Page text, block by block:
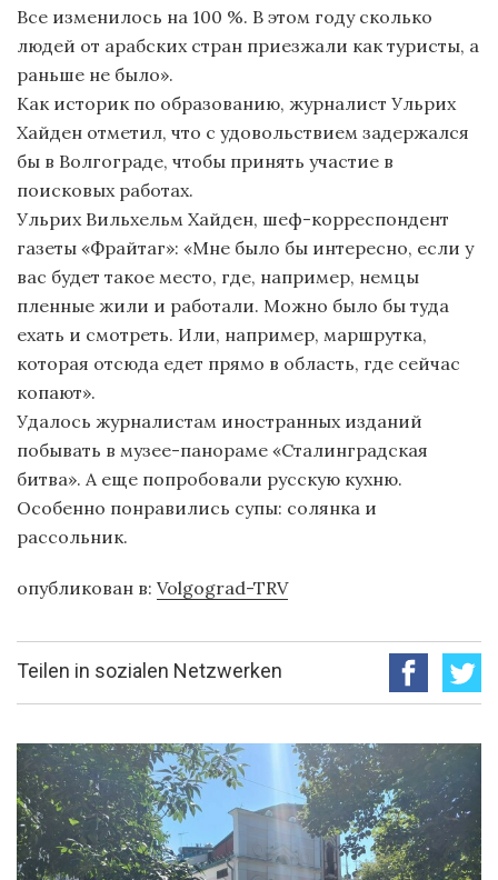
Все изменилось на 100 %. В этом году сколько
людей от арабских стран приезжали как туристы, а
раньше не было».
Как историк по образованию, журналист Ульрих
Хайден отметил, что с удовольствием задержался
бы в Волгограде, чтобы принять участие в
поисковых работах.
Ульрих Вильхельм Хайден, шеф-корреспондент
газеты «Фрайтаг»: «Мне было бы интересно, если у
вас будет такое место, где, например, немцы
пленные жили и работали. Можно было бы туда
ехать и смотреть. Или, например, маршрутка,
которая отсюда едет прямо в область, где сейчас
копают».
Удалось журналистам иностранных изданий
побывать в музее-панораме «Сталинградская
битва». А еще попробовали русскую кухню.
Особенно понравились супы: солянка и
рассольник.
опубликован в: Volgograd-TRV
Teilen in sozialen Netzwerken